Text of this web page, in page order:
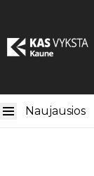
Naujausios